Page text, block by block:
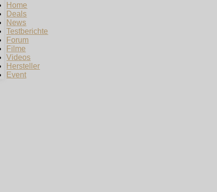
Home
Deals
News
Testberichte
Forum
Filme
Videos
Hersteller
Event